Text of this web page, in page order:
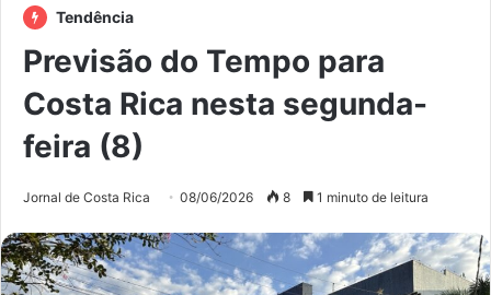
Tendência
Previsão do Tempo para
Costa Rica nesta segunda-
feira (8)
Jornal de Costa Rica 08/06/2026 8 1 minuto de leitura